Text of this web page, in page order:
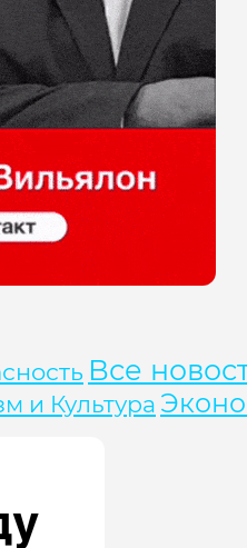
Все
и Культура